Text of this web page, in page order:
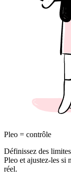
Pleo = contrôle
Définissez des
Pleo et ajustez-les si
réel.